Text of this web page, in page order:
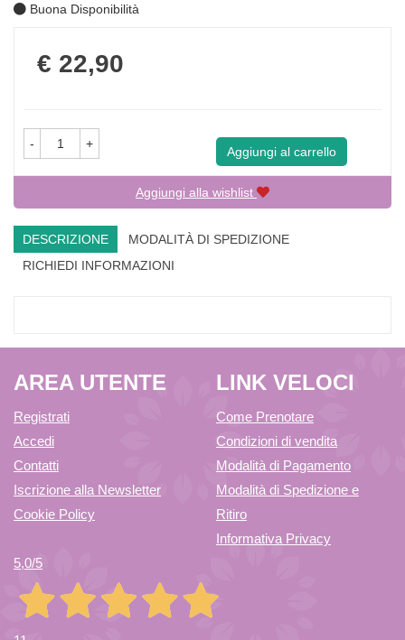
Buona Disponibilità
Prezzo
€ 22,90
- +
Aggiungi al carrello
Aggiungi alla wishlist
DESCRIZIONE
MODALITÀ DI SPEDIZIONE
RICHIEDI INFORMAZIONI
AREA UTENTE
Registrati
Accedi
Contatti
Iscrizione alla Newsletter
Cookie Policy
LINK VELOCI
Come Prenotare
Condizioni di vendita
Modalità di Pagamento
Modalità di Spedizione e
Ritiro
Informativa Privacy
5,0/5